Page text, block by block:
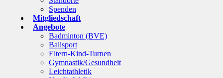
Spenden
Mitgliedschaft
Angebote
Badminton (BVE)
Ballsport
Eltern-Kind-Turnen
Gymnastik/Gesundheit
Leichtathletik